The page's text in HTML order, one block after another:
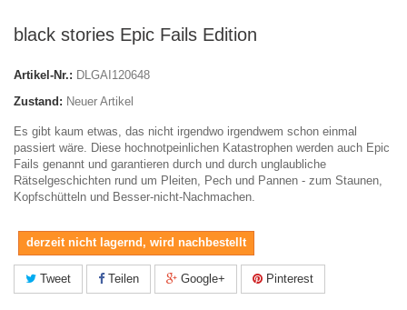
black stories Epic Fails Edition
Artikel-Nr.: DLGAI120648
Zustand: Neuer Artikel
Es gibt kaum etwas, das nicht irgendwo irgendwem schon einmal
passiert wäre. Diese hochnotpeinlichen Katastrophen werden auch Epic
Fails genannt und garantieren durch und durch unglaubliche
Rätselgeschichten rund um Pleiten, Pech und Pannen - zum Staunen,
Kopfschütteln und Besser-nicht-Nachmachen.
derzeit nicht lagernd, wird nachbestellt
Tweet Teilen Google+ Pinterest